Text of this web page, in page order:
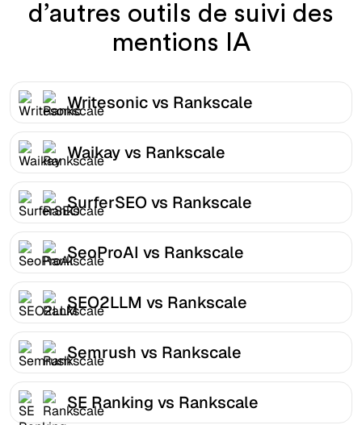
d’autres outils de suivi des
mentions IA
Writesonic vs Rankscale
Waikay vs Rankscale
SurferSEO vs Rankscale
SeoProAI vs Rankscale
SEO2LLM vs Rankscale
Semrush vs Rankscale
SE Ranking vs Rankscale